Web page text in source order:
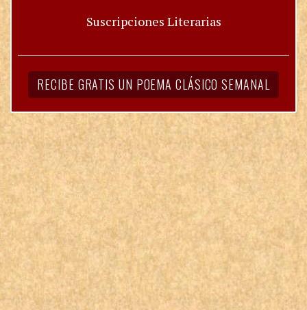
Suscripciones Literarias
RECIBE GRATIS UN POEMA CLÁSICO SEMANAL